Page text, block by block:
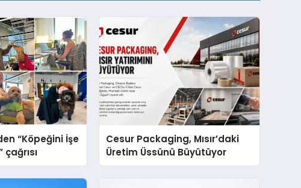
“Köpeğini İşe
Cesur Packaging, Mısır’daki
Üretim Üssünü Büyütüyor